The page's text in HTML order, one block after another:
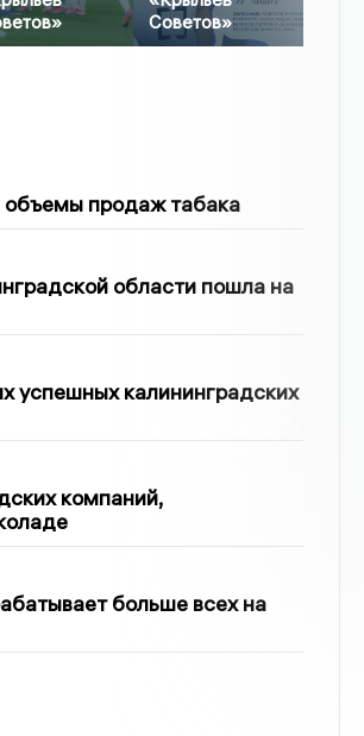
Советов»
объемы продаж табака
области пошла на
успешных калининградских
компаний,
больше всех на